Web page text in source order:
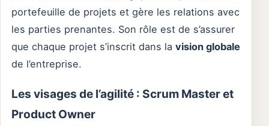
portefeuille de projets et gère les relations avec
les parties prenantes. Son rôle est de s’assurer
que chaque projet s’inscrit dans la vision globale
de l’entreprise.
Les visages de l’agilité : Scrum Master et
Product Owner